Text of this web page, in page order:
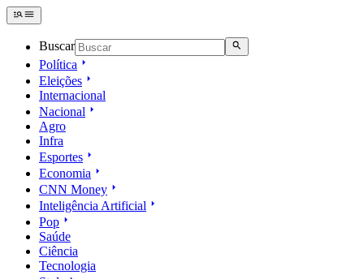
Buscar
Política
Eleições
Internacional
Nacional
Agro
Infra
Esportes
Economia
CNN Money
Inteligência Artificial
Pop
Saúde
Ciência
Tecnologia